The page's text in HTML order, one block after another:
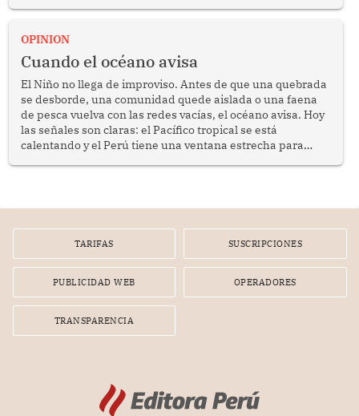
OPINION
Cuando el océano avisa
El Niño no llega de improviso. Antes de que una quebrada
se desborde, una comunidad quede aislada o una faena
de pesca vuelva con las redes vacías, el océano avisa. Hoy
las señales son claras: el Pacífico tropical se está
calentando y el Perú tiene una ventana estrecha para
TARIFAS SUSCRIPCIONES
PUBLICIDAD WEB OPERADORES
TRANSPARENCIA